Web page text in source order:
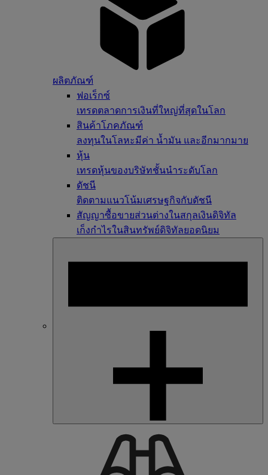
ผลิตภัณฑ์
ฟอเร็กซ์
เทรดตลาดการเงินที่ใหญ่ที่สุดในโลก
สินค้าโภคภัณฑ์
ลงทุนในโลหะมีค่า น้ำมัน และอีกมากมาย
หุ้น
เทรดหุ้นของบริษัทชั้นนำระดับโลก
ดัชนี
ติดตามแนวโน้มเศรษฐกิจกับดัชนี
สัญญาซื้อขายส่วนต่างในสกุลเงินดิจิทัล
เก็งกำไรในสินทรัพย์ดิจิทัลยอดนิยม